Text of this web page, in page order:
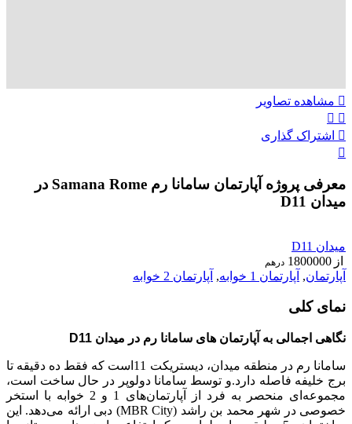
مشاهده تصاویر
اشتراک گذاری
معرفی پروژه آپارتمان سامانا رم Samana Rome در
میدان D11
میدان D11
از 1800000 درهم
آپارتمان, آپارتمان 1 خوابه , آپارتمان 2 خوابه
نمای کلی
نگاهی اجمالی به آپارتمان های سامانا رم در میدان D11
سامانا رم در منطقه میدان، دیستریکت 11است که فقط ده دقیقه تا
برج خلیفه فاصله دارد.و توسط سامانا دولوپر در حال ساخت است،
مجموعه‌ای منحصر به فرد از آپارتمان‌های 1 و 2 خوابه با استخر
خصوصی در شهر محمد بن راشد (MBR City) دبی ارائه می‌دهد. این